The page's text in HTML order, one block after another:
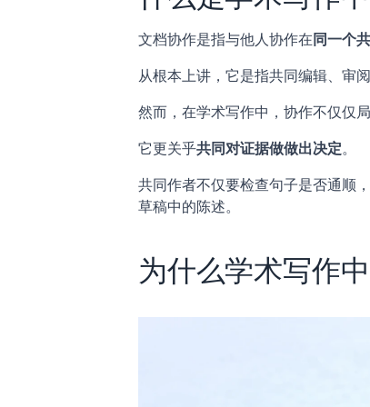
文档协作是指与他人协作在同一个
从根本上讲，它是指共同编辑、审
然而，在学术写作中，协作不仅仅局
它更关乎共同对证据做做出决定。
共同作者不仅要检查句子是否通顺
草稿中的陈述。
为什么学术写作